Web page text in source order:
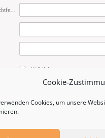
Cookie-
Cookies, um unsere
E-Mail (Pflichtfeld)
Weiblich
Männlich